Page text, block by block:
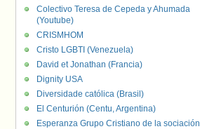
Colectivo Teresa de Cepeda y Ahumada
(Youtube)
CRISMHOM
Cristo LGBTI (Venezuela)
David et Jonathan (Francia)
Dignity USA
Diversidade católica (Brasil)
El Centurión (Centu, Argentina)
Esperanza Grupo Cristiano de la sociación